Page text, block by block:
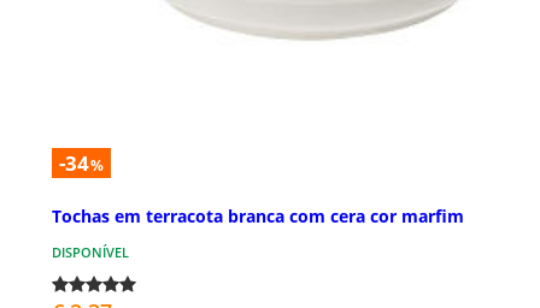
-34%
Tochas em terracota branca com cera cor marfim
DISPONÍVEL